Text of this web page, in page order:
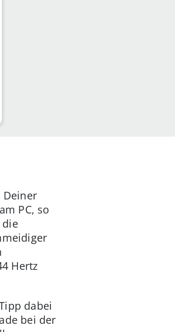
Deiner
PC, so
die
Hertz
dabei
bei der